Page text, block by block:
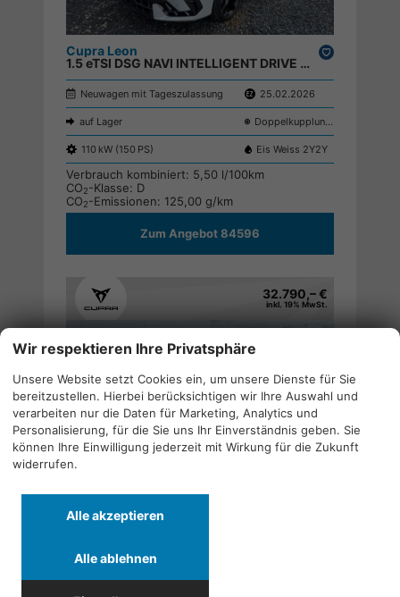
Cupra Leon
1.5 eTSI DSG NAVI INTELLIGENT DRIVE ACC SHZ KEYLESS ;
Neuwagen mit Tageszulassung 25.02.2026
auf Lager Doppelkupplungsgetriebe (DSG)
110 kW (150 PS) Eis Weiss 2Y2Y
Verbrauch kombiniert: 5,50 l/100km
CO2-Klasse: D
CO2-Emissionen: 125,00 g/km
Zum Angebot 84596
32.790,– €
inkl. 19% MwSt.
Cupra Leon
1.5 eTSI DSG ACC SHZ RFK KEYLESS ;
Wir respektieren Ihre Privatsphäre
Unsere Website setzt Cookies ein, um unsere Dienste für Sie
bereitzustellen. Hierbei berücksichtigen wir Ihre Auswahl und
verarbeiten nur die Daten für Marketing, Analytics und
Personalisierung, für die Sie uns Ihr Einverständnis geben. Sie
können Ihre Einwilligung jederzeit mit Wirkung für die Zukunft
widerrufen.
Alle akzeptieren
Alle ablehnen